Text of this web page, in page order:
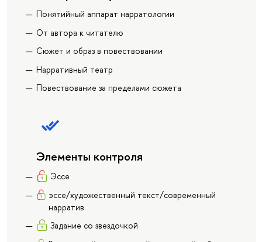
Понятийный аппарат нарратологии
От автора к читателю
Сюжет и образ в повествовании
Нарративный театр
Повествование за пределами сюжета
Элементы контроля
Эссе
эссе/художественный текст/современный
нарратив
Задание со звездочкой